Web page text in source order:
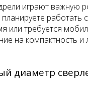
играют важную
работать
или требуется
на компактность и
диаметр